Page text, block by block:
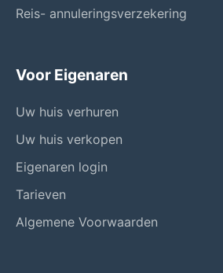
Reis- annuleringsverzekering
Voor Eigenaren
Uw huis verhuren
Uw huis verkopen
Eigenaren login
Tarieven
Algemene Voorwaarden